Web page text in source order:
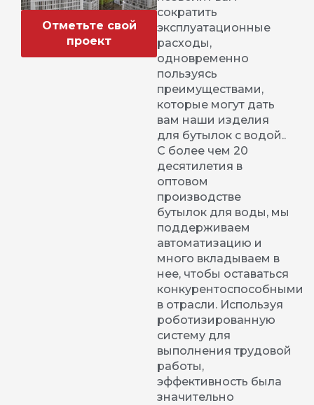
Отметьте свой
проект
сократить
эксплуатационные
расходы,
одновременно
пользуясь
преимуществами,
которые могут дать
вам наши изделия
для бутылок с водой..
С более чем 20
десятилетия в
оптовом
производстве
бутылок для воды, мы
поддерживаем
автоматизацию и
много вкладываем в
нее, чтобы оставаться
конкурентоспособными
в отрасли. Используя
роботизированную
систему для
выполнения трудовой
работы,
эффективность была
значительно